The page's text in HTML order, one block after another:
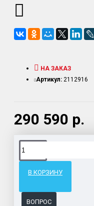
290 590 р.
НА ЗАКАЗ
Артикул: 2112916
В КОРЗИНУ
ВОПРОС
Доставка товара